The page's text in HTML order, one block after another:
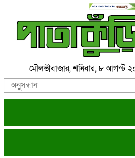
মৌলভীবাজার, শনিবার, ৮ আগস্ট